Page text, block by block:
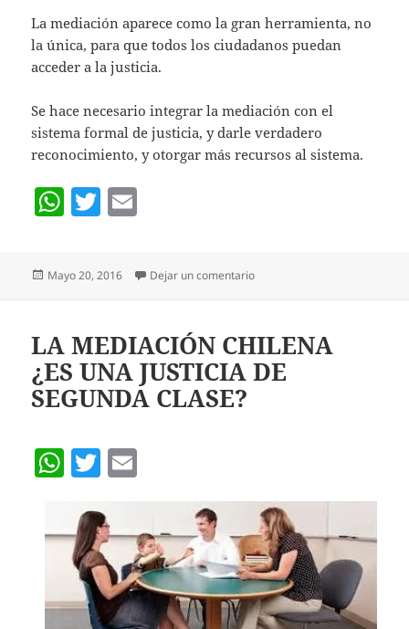
La mediación aparece como la gran herramienta, no
la única, para que todos los ciudadanos puedan
acceder a la justicia.
Se hace necesario integrar la mediación con el
sistema formal de justicia, y darle verdadero
reconocimiento, y otorgar más recursos al sistema.
W
s
p
p
T
er l
Publicado
Mayo 20, 2016 Dejar un comentarioen La mediación chilena
LA MEDIACIÓN CHILENA
¿ES UNA JUSTICIA DE
SEGUNDA CLASE?
W
at
s
A
p
T
itt
erl